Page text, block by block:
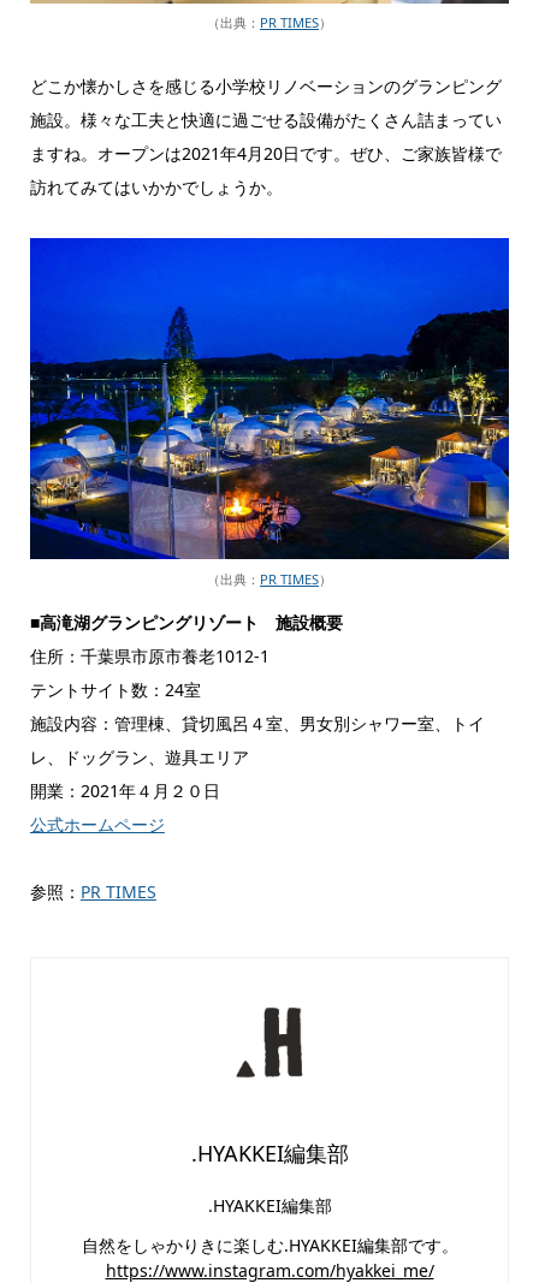
（出典： PR TIMES）
どこか懐かしさを感じる小学校リノベーションのグランピング
施設。様々な工夫と快適に過ごせる設備がたくさん詰まってい
ますね。オープンは2021年4月20日です。ぜひ、ご家族皆様で
訪れてみてはいかかでしょうか。
（出典： PR TIMES）
■高滝湖グランピングリゾート
施設概要
住所：千葉県市原市養老1012-1
テントサイト数：24室
施設内容：管理棟、貸切風呂４室、男女別シャワー室、トイ
レ、ドッグラン、遊具エリア
開業：2021年４月２０日
公式ホームページ
参照： PR TIMES
.HYAKKEI編集部
.HYAKKEI編集部
自然をしゃかりきに楽しむ.HYAKKEI編集部です。
https://www.instagram.com/hyakkei_me/